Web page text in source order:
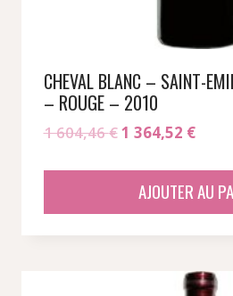
CHEVAL BLANC – SAINT-
– ROUGE – 2010
1 604,46€Le
était :
1 364,52 €Le
est :
AJOUTER AU